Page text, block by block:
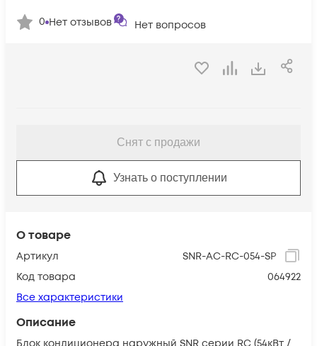
О товаре
Артикул
SNR-AC-RC-054-SP
Код товара
064922
Все характеристики
Описание
Блок кондиционера наружный SNR серии RC (54кВт /
0 Нет отзывов Нет вопросов
Снят с продажи
Узнать о поступлении